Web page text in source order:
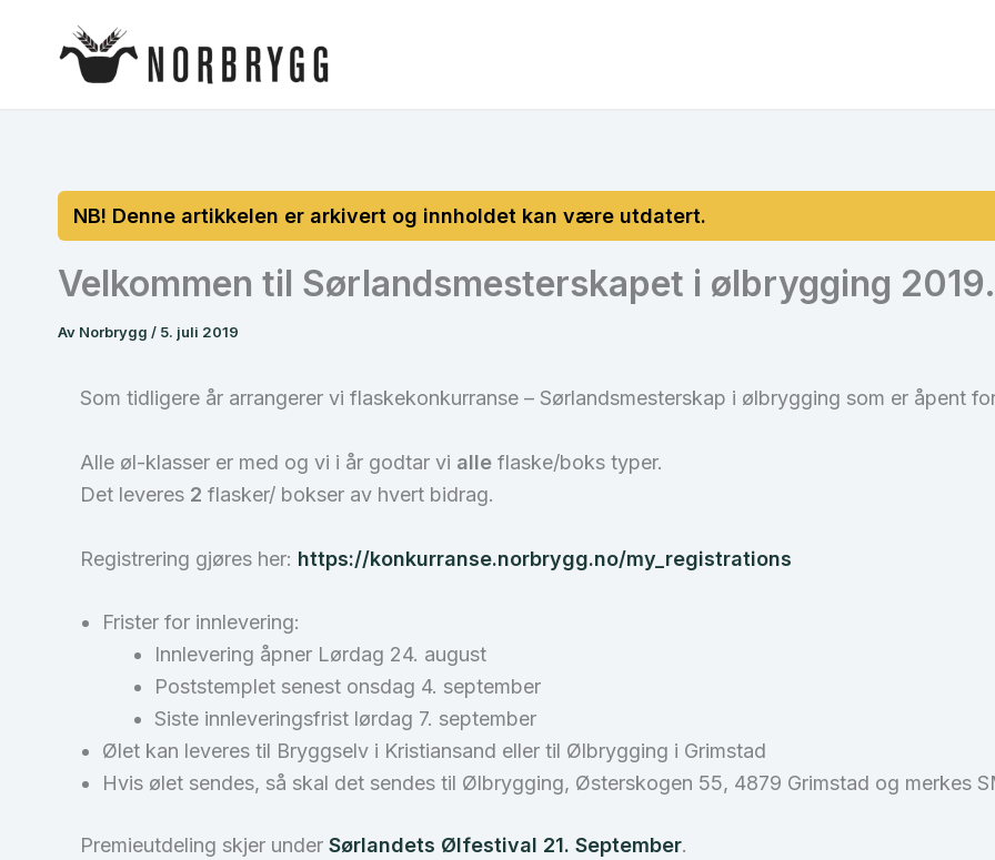
Velkommen til Sørlandsmesterskapet i ølbrygging 2019.
Av Norbrygg / 5. juli 2019
Som tidligere år arrangerer vi flaskekonkurranse – Sørlandsmesterskap i ølbrygging som er åpent
Alle øl-klasser er med og vi i år godtar vi alle flaske/boks typer.
Det leveres 2 flasker/ bokser av hvert bidrag.
Registrering gjøres her: https://konkurranse.norbrygg.no/my_registrations
Frister for innlevering:
Innlevering åpner Lørdag 24. august
Poststemplet senest onsdag 4. september
Siste innleveringsfrist lørdag 7. september
Ølet kan leveres til Bryggselv i Kristiansand eller til Ølbrygging i Grimstad
Hvis ølet sendes, så skal det sendes til Ølbrygging, Østerskogen 55, 4879 Grimstad og merkes
Premieutdeling skjer under Sørlandets Ølfestival 21. September.